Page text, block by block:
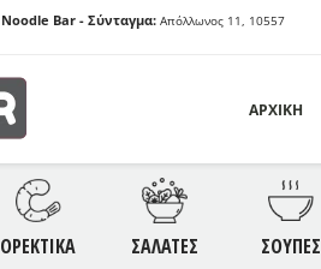
Noodle Bar - Σύνταγμα: Απόλλωνος 11, 10557
ΑΡΧΙΚΗ
ΠΡΟΣΦΟΡΕΣ
ΟΡΕΚΤΙΚΑ ΣΑΛΑΤΕΣ ΣΟΥΠΕΣ